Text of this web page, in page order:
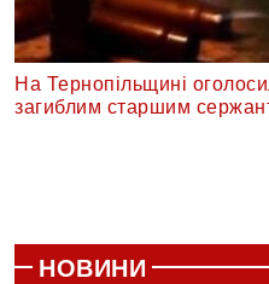
На Тернопільщині
загиблим старшим
НОВИНИ